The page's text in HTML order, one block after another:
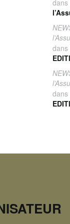
dans
dans
dans